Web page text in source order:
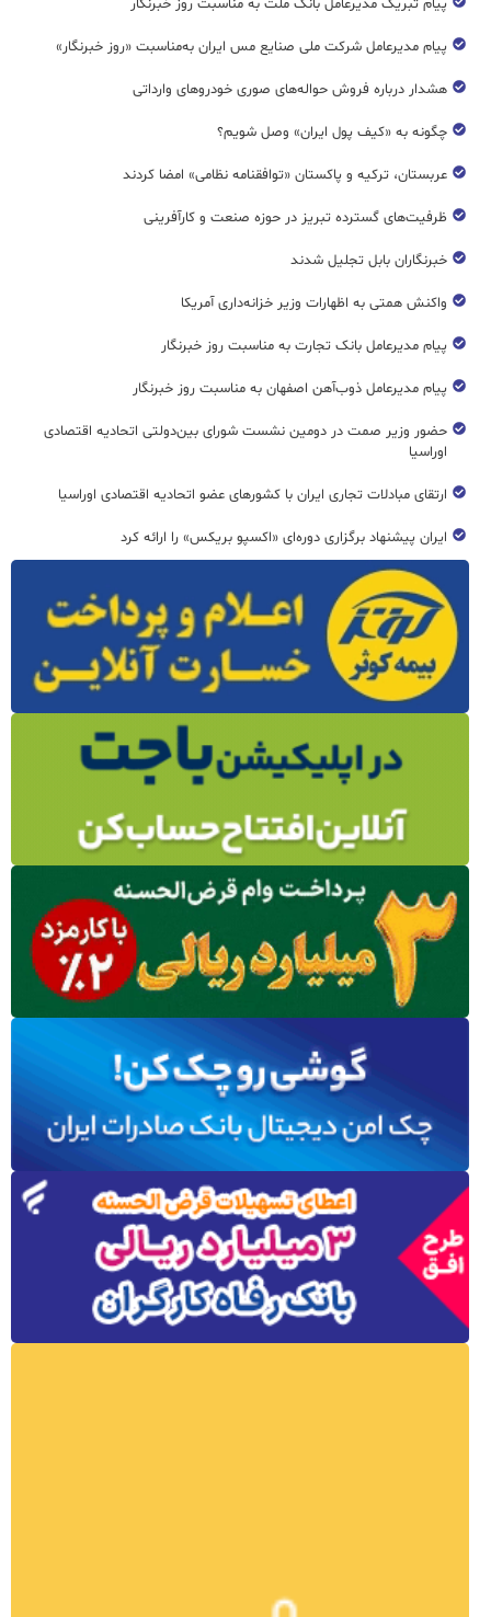
پیام تبریک مدیرعامل بانک ملت به مناسبت روز خبرنگار
پیام مدیرعامل شرکت ملی صنایع مس ایران به‌مناسبت «روز خبرنگار»
هشدار درباره فروش حواله‌های صوری خودروهای وارداتی
چگونه به «کیف پول ایران» وصل شویم؟
عربستان، ترکیه و پاکستان «توافقنامه نظامی» امضا کردند
ظرفیت‌های گسترده‌ تبریز در حوزه صنعت و کارآفرینی
خبرنگاران بابل تجلیل شدند
واکنش همتی به اظهارات وزیر خزانه‌داری آمریکا
پیام مدیرعامل بانک تجارت به مناسبت روز خبرنگار
پیام مدیرعامل ذوب‌آهن اصفهان به مناسبت روز خبرنگار
حضور وزیر صمت در دومین نشست شورای بین‌دولتی اتحادیه اقتصادی
اوراسیا
ارتقای مبادلات تجاری ایران با کشورهای عضو اتحادیه اقتصادی اوراسیا
ایران پیشنهاد برگزاری دوره‌ای «اکسپو بریکس» را ارائه کرد